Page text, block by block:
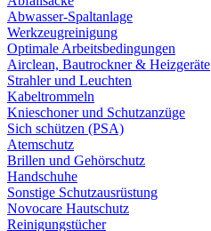
Abwasser-Spaltanlage
Werkzeugreinigung
Optimale Arbeitsbedingungen
Airclean, Bautrockner & Heizgeräte
Strahler und Leuchten
Kabeltrommeln
Knieschoner und Schutzanzüge
Sich schützen (PSA)
Atemschutz
Brillen und Gehörschutz
Handschuhe
Sonstige Schutzausrüstung
Novocare Hautschutz
Reinigungstücher